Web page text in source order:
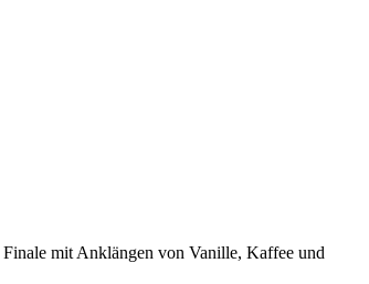
mit Anklängen von Vanille, Kaffee und